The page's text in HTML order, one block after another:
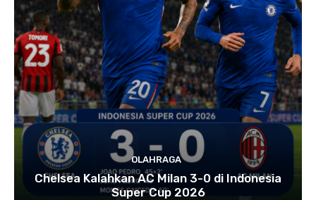
OLAHRAGA
Chelsea Kalahkan AC Milan 3-0 di Indonesia
Super Cup 2026